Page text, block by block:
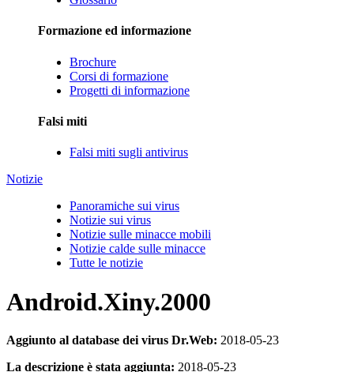
Formazione ed informazione
Brochure
Corsi di formazione
Progetti di informazione
Falsi miti
Falsi miti sugli antivirus
Notizie
Panoramiche sui virus
Notizie sui virus
Notizie sulle minacce mobili
Notizie calde sulle minacce
Tutte le notizie
Android.Xiny.2000
Aggiunto al database dei virus Dr.Web: 2018-05-23
La descrizione è stata aggiunta: 2018-05-23